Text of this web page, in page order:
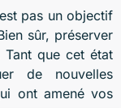
pas un objectif
sûr, préserver
que cet état
de nouvelles
ont amené vos